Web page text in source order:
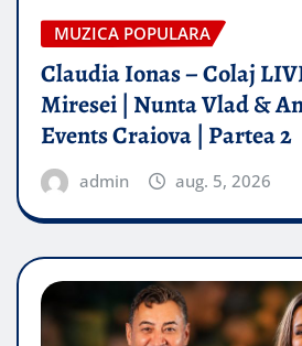
MUZICA POPULARA
Claudia Ionas – Colaj
Miresei | Nunta Vlad &
Events Craiova | Partea 2
admin aug. 5, 2026